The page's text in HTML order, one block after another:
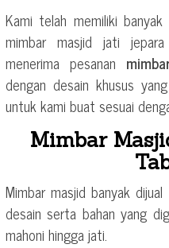
Kami telah memiliki
mimbar masjid jati
menerima pesanan
dengan desain khusus
untuk kami buat sesuai
Mimbar
Mimbar masjid banyak
desain serta bahan yang
mahoni hingga jati.